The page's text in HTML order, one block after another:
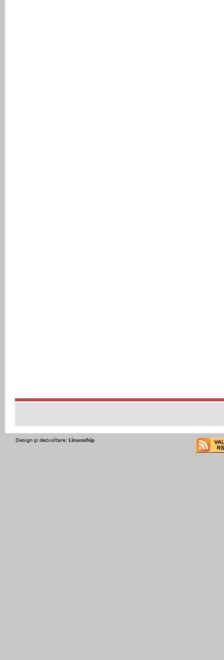
Design şi dezvoltare: Linuxship